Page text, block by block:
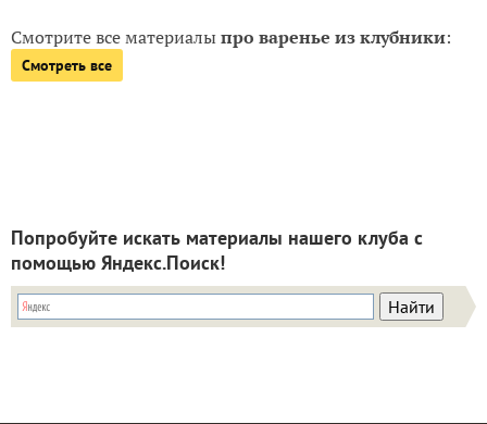
Смотрите все материалыпро варенье из клубники:
Смотреть все
Попробуйте искать материалы нашего клуба с
помощью Яндекс.Поиск!